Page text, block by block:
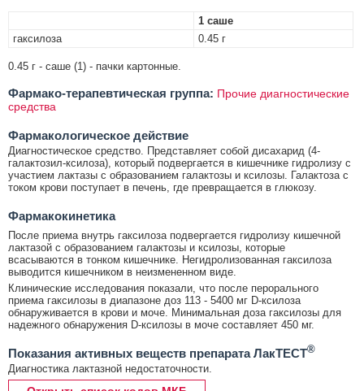
1 саше
гаксилоза
0.45 г
0.45 г - саше (1) - пачки картонные.
Фармако-терапевтическая группа: Прочие диагностические
средства
Фармакологическое действие
Диагностическое средство. Представляет собой дисахарид (4-
галактозил-ксилоза), который подвергается в кишечнике гидролизу с
участием лактазы с образованием галактозы и ксилозы. Галактоза с
током крови поступает в печень, где превращается в глюкозу.
Фармакокинетика
После приема внутрь гаксилоза подвергается гидролизу кишечной
лактазой с образованием галактозы и ксилозы, которые
всасываются в тонком кишечнике. Негидролизованная гаксилоза
выводится кишечником в неизмененном виде.
Клинические исследования показали, что после перорального
приема гаксилозы в диапазоне доз 113 - 5400 мг D-ксилоза
обнаруживается в крови и моче. Минимальная доза гаксилозы для
надежного обнаружения D-ксилозы в моче составляет 450 мг.
Показания активных веществ препарата ЛакТЕСТ®
Диагностика лактазной недостаточности.